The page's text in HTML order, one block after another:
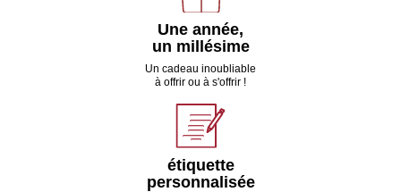
Une année,
un millésime
Un cadeau inoubliable
à offrir ou à s'offrir !
étiquette
personnalisée